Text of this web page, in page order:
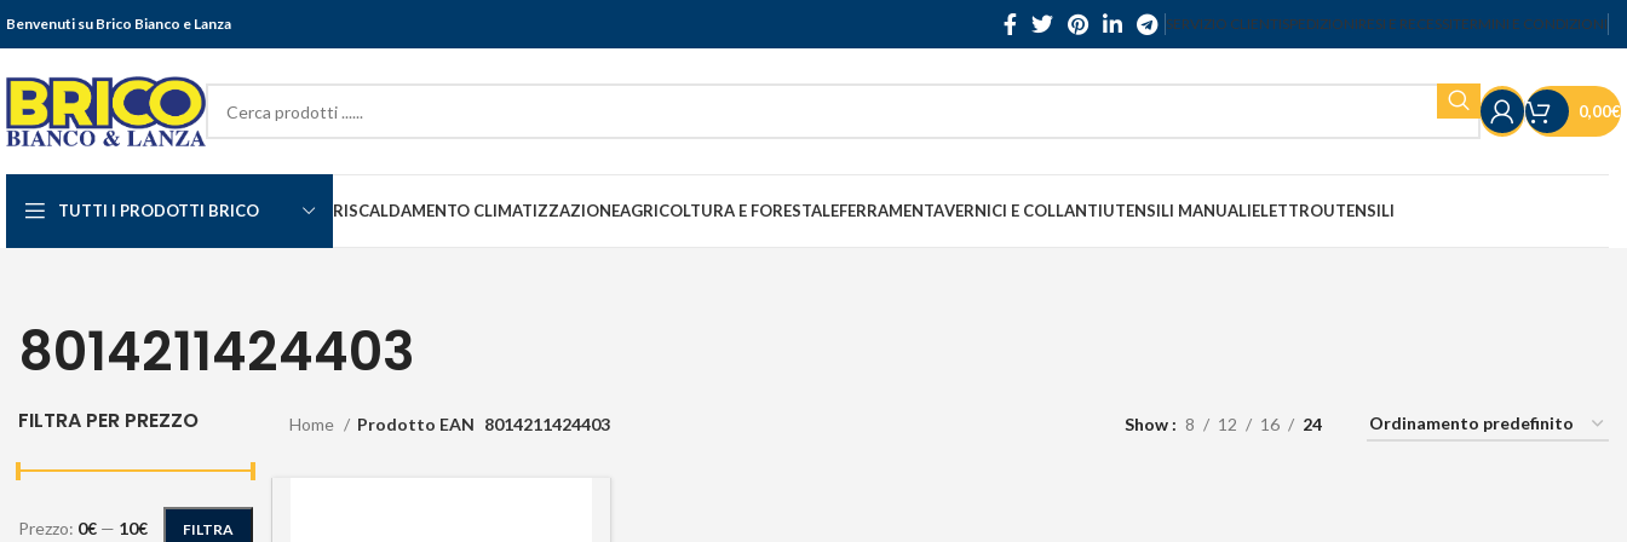
Benvenuti su Brico Bianco e Lanza SERVIZIO CLIENTISPEDIZIONIRESI E RECESSITERMINI E CONDIZIONI
0,00€
TUTTI I PRODOTTI BRICO RISCALDAMENTO CLIMATIZZAZIONEAGRICOLTURA E FORESTALEFERRAMENTAVERNICI E COLLANTIUTENSILI MANUALIELETTROUTENSILI
8014211424403
FILTRA PER PREZZO
FILTRA
Prezzo: 0€ — 10€
Home Prodotto EAN 8014211424403 Show 8 12 16 24